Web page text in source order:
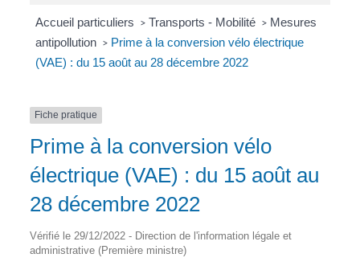
Accueil particuliers > Transports - Mobilité > Mesures
antipollution > Prime à la conversion vélo électrique
(VAE) : du 15 août au 28 décembre 2022
Fiche pratique
Prime à la conversion vélo
électrique (VAE) : du 15 août au
28 décembre 2022
Vérifié le 29/12/2022 - Direction de l'information légale et
administrative (Première ministre)